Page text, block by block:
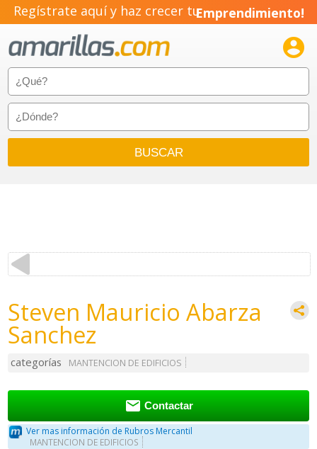
Regístrate aquí y haz crecer tuEmprendimiento!

Steven Mauricio Abarza
Sanchez
categorías MANTENCION DE EDIFICIOS
 Contactar
Ver mas información de Rubros Mercantil
MANTENCION DE EDIFICIOS